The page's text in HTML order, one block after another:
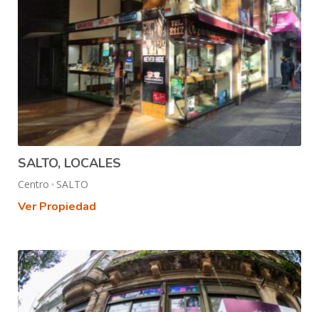
SALTO, LOCALES
Centro SALTO
Ver Propiedad